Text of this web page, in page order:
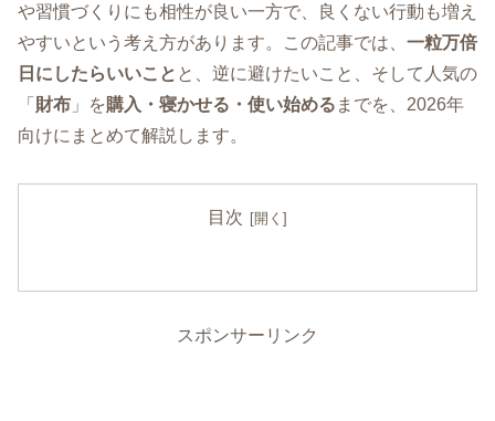
や習慣づくりにも相性が良い一方で、良くない行動も増え
やすいという考え方があります。この記事では、 一粒万倍
日にしたらいいこと と、逆に避けたいこと、そして人気の
「 財布 」を購入・寝かせる・使い始める までを、2026年
向けにまとめて解説します。
目次
スポンサーリンク